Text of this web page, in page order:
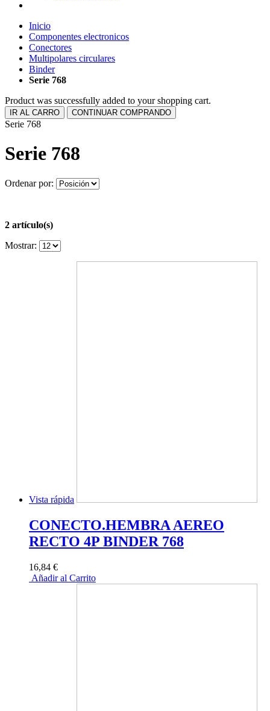
Inicio
Componentes electronicos
Conectores
Multipolares circulares
Binder
Serie 768
Product was successfully added to your shopping cart.
IR AL CARRO CONTINUAR COMPRANDO
Serie 768
Serie 768
Ordenar por:
2 artículo(s)
Mostrar:
Vista rápida
CONECTO.HEMBRA AEREO
RECTO 4P BINDER 768
16,84 €
Añadir al Carrito